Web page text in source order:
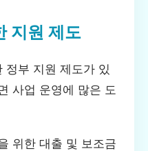
지원 제도
정부 지원 제도가 있
사업 운영에 많은 도
위한 대출 및 보조금